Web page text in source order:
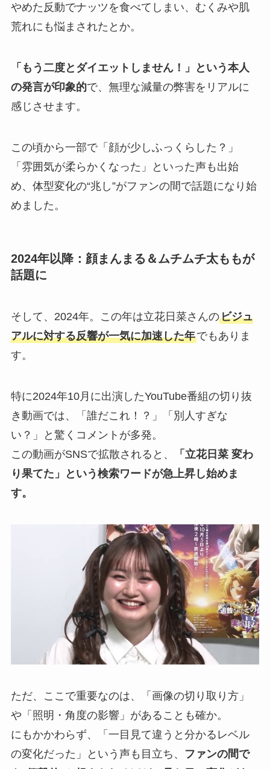
やめた反動でナッツを食べてしまい、むくみや肌
荒れにも悩まされたとか。
「もう二度とダイエットしません！」という本人
の発言が印象的で、無理な減量の弊害をリアルに
感じさせます。
この頃から一部で「顔が少しふっくらした？」
「雰囲気が柔らかくなった」といった声も出始
め、体型変化の“兆し”がファンの間で話題になり始
めました。
2024年以降：顔まんまる＆ムチムチ太ももが
話題に
そして、2024年。この年は立花日菜さんのビジュ
アルに対する反響が一気に加速した年でもありま
す。
特に2024年10月に出演したYouTube番組の切り抜
き動画では、「誰だこれ！？」「別人すぎな
い？」と驚くコメントが多発。
この動画がSNSで拡散されると、
「立花日菜 変わ
り果てた」という検索ワードが急上昇し始めま
す。
ただ、ここで重要なのは、「画像の切り取り方」
や「照明・角度の影響」があることも確か。
にもかかわらず、「一目見て違うと分かるレベル
の変化だった」という声も目立ち、
ファンの間で